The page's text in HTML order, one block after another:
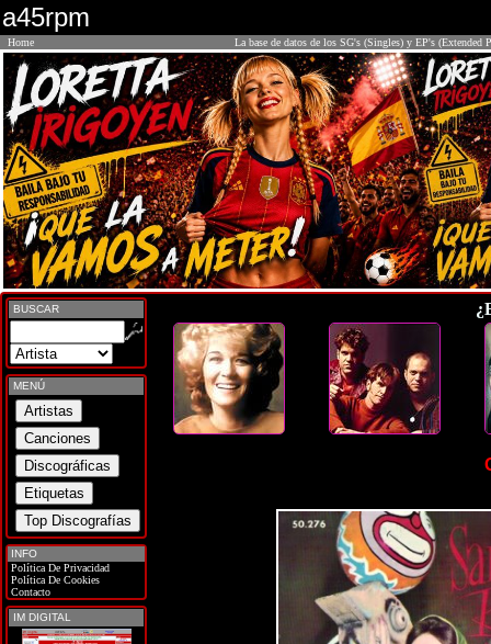
a45rpm
Home La base de datos de los SG's (Singles) y EP's (Extended
BUSCAR
MENÚ
INFO
Política De Privacidad
Política De Cookies
Contacto
IM DIGITAL